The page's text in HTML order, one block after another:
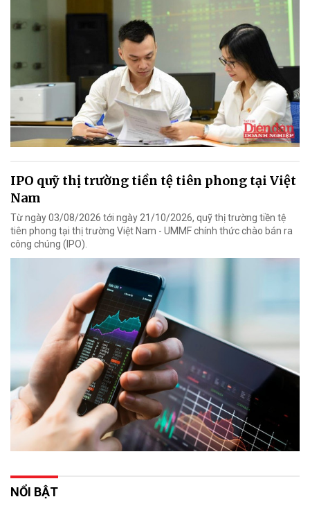
IPO quỹ thị trường tiền tệ tiên phong tại Việt
Nam
Từ ngày 03/08/2026 tới ngày 21/10/2026, quỹ thị trường tiền tệ
tiên phong tại thị trường Việt Nam - UMMF chính thức chào bán ra
công chúng (IPO).
NỔI BẬT